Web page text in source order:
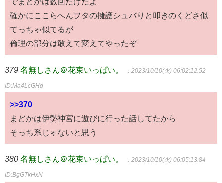
確かにここらへんヲタの擁護シュバりと叩きのくどさ似
てっちゃ似てるが
倫理の部分は敢えて変えてやったぞ
379 名無しさん＠花束いっぱい。 ：2023/10/10(火) 06:02:12.52
ID:Ma4LcGHq
>>370
まどかは伊勢神宮に遊びに行った話してたから
そっち系じゃないと思う
380 名無しさん＠花束いっぱい。 ：2023/10/10(火) 06:05:13.84
ID:BgGTkHxN